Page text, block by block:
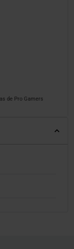
de Pro Gamers